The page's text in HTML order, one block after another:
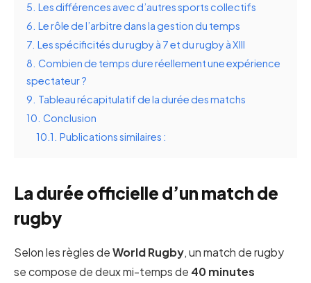
5. Les différences avec d’autres sports collectifs
6. Le rôle de l’arbitre dans la gestion du temps
7. Les spécificités du rugby à 7 et du rugby à XIII
8. Combien de temps dure réellement une expérience
spectateur ?
9. Tableau récapitulatif de la durée des matchs
10. Conclusion
10.1. Publications similaires :
La durée officielle d’un match de
rugby
Selon les règles deWorld Rugby, un match de rugby
se compose de deux mi-temps de 40 minutes